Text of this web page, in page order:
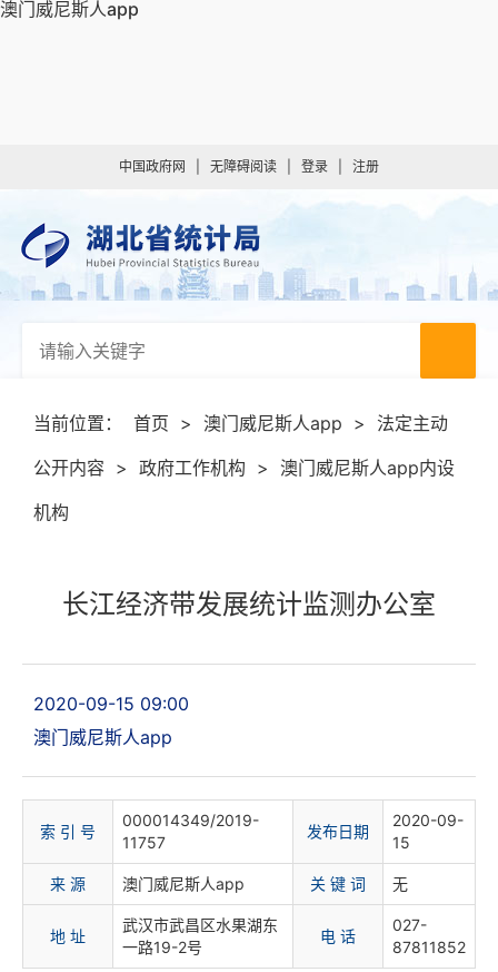
澳门威尼斯人app
中国政府网 无障碍阅读 登录 注册
当前位置： 首页 > 澳门威尼斯人app >
法定主动
公开内容 > 政府工作机构 >
澳门威尼斯人app内设
机构
长江经济带发展统计监测办公室
2020-09-15 09:00
澳门威尼斯人app
索 引 号
000014349/2019-
11757
发布日期
2020-09-
15
来 源 澳门威尼斯人app 关 键 词 无
地 址
武汉市武昌区水果湖东
一路19-2号
电 话
027-
87811852